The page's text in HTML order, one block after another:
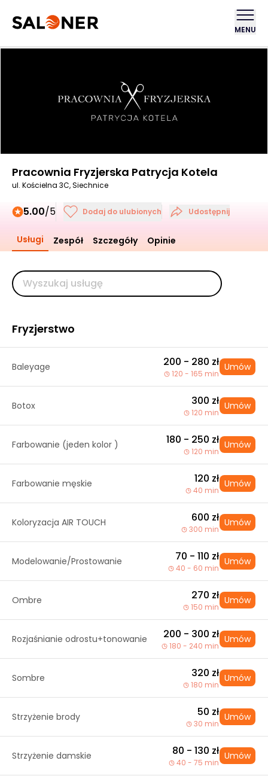
MENU
Pracownia Fryzjerska Patrycja Kotela
ul. Kościelna 3C, Siechnice
5.00/5 Dodaj do ulubionych Udostępnij
Usługi Zespół Szczegóły Opinie
Fryzjerstwo
Baleyage 200 - 280 zł
120 - 165 min
Umów
Botox 300 zł
120 min
Umów
Farbowanie (jeden kolor ) 180 - 250 zł
120 min
Umów
Farbowanie męskie 120 zł
40 min
Umów
Koloryzacja AIR TOUCH 600 zł
300 min
Umów
Modelowanie/Prostowanie 70 - 110 zł
40 - 60 min
Umów
Ombre 270 zł
150 min
Umów
Rozjaśnianie odrostu+tonowanie 200 - 300 zł
180 - 240 min
Umów
Sombre 320 zł
180 min
Umów
Strzyżenie brody 50 zł
30 min
Umów
Strzyżenie damskie 80 - 130 zł
40 - 75 min
Umów